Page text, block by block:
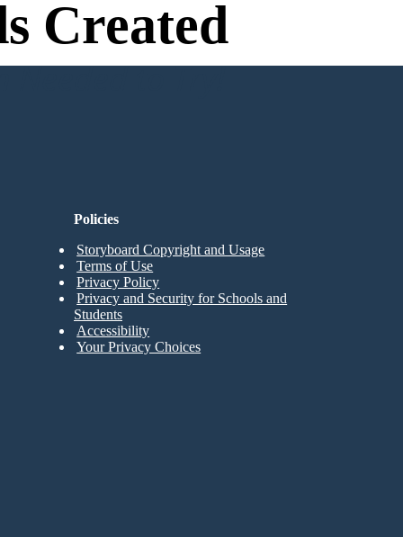
Created
Needed to Try!
Policies
Storyboard Copyright and Usage
Terms of Use
Privacy Policy
Privacy and Security for Schools and
Students
Accessibility
Your Privacy Choices